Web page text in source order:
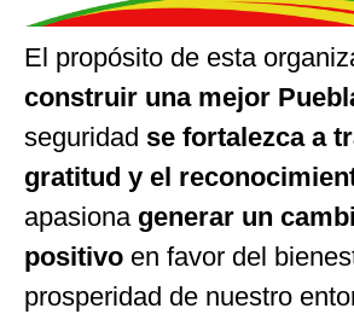
El propósito de esta
construir una mejor
seguridad se fortalezca a
gratitud y el
apasiona generar un
positivo en favor del
prosperidad de nuestro